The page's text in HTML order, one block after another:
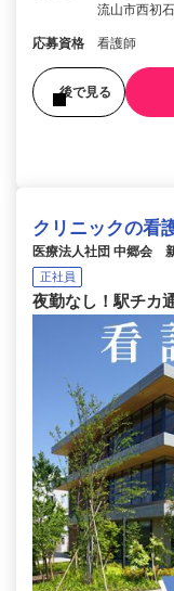
流山市西初
応募資格 看護師
後で見る
クリニックの看
医療法人社団 中郷会
正社員
夜勤なし！駅チカ